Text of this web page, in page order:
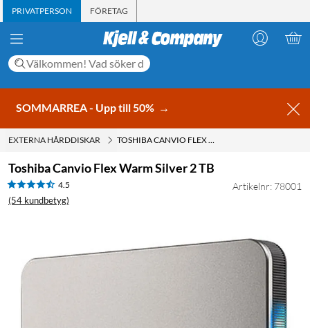
PRIVATPERSON FÖRETAG
SOMMARREA - Upp till 50% →
EXTERNA HÅRDDISKAR TOSHIBA CANVIO FLEX WARM SILVER 2 TB
Toshiba Canvio Flex Warm Silver 2 TB
4.5
(54 kundbetyg)
Artikelnr: 78001